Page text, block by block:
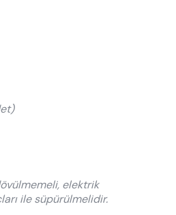
elektrik
ile süpürülmelidir.